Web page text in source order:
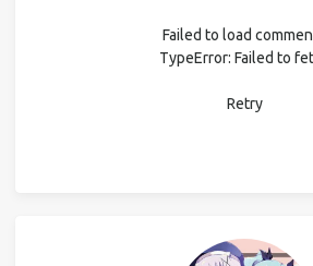
Failed to load
TypeError: Failed to
Retry